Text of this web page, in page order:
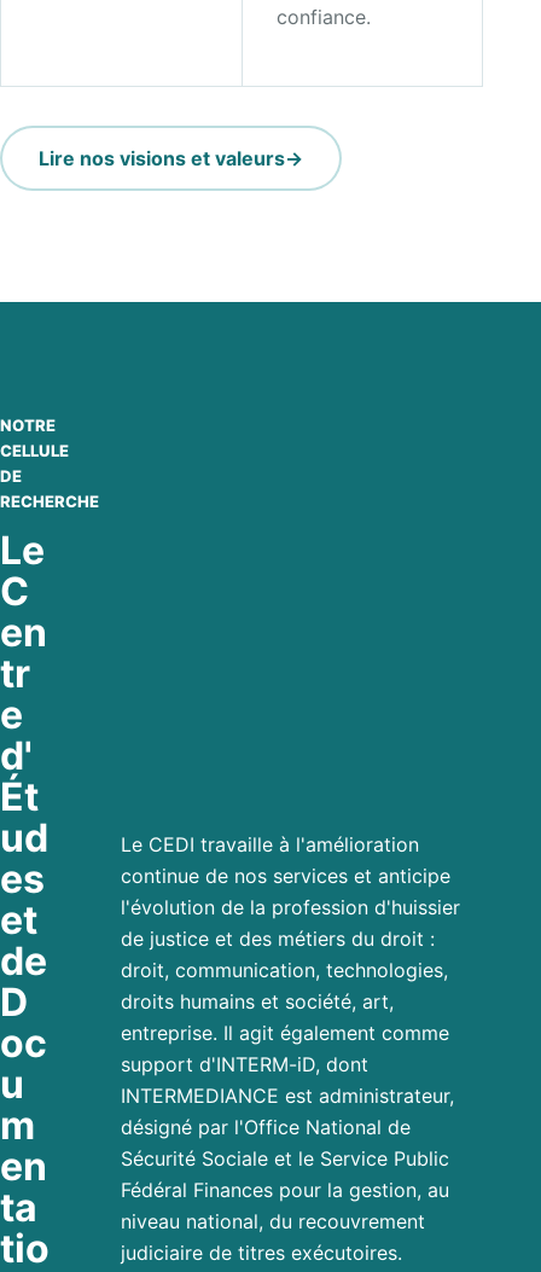
confiance.
Lire nos visions et valeurs
NOTRE
CELLULE
DE
RECHERCHE
Le
C
en
tr
e
d'
Ét
ud
es
et
de
D
oc
u
m
en
ta
tio
Le CEDI travaille à l'amélioration
continue de nos services et anticipe
l'évolution de la profession d'huissier
de justice et des métiers du droit :
droit, communication, technologies,
droits humains et société, art,
entreprise. Il agit également comme
support d'INTERM-iD, dont
INTERMEDIANCE est administrateur,
désigné par l'Office National de
Sécurité Sociale et le Service Public
Fédéral Finances pour la gestion, au
niveau national, du recouvrement
judiciaire de titres exécutoires.